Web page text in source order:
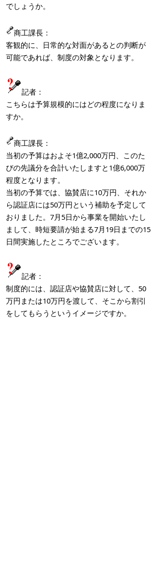
でしょうか。
商工課長：
客観的に、日常的な対面があるとの判断が
可能であれば、制度の対象となります。
記者：
こちらは予算規模的にはどの程度になりま
すか。
商工課長：
当初の予算はおよそ1億2,000万円、このた
びの先議分を合計いたしますと1億6,000万
程度となります。
当初の予算では、協賛店に10万円、それか
ら認証店には50万円という補助を予定して
おりました。7月5日から事業を開始いたし
まして、時短要請が始まる7月19日までの15
日間実施したところでございます。
記者：
制度的には、認証店や協賛店に対して、50
万円または10万円を渡して、そこから割引
をしてもらうというイメージですか。